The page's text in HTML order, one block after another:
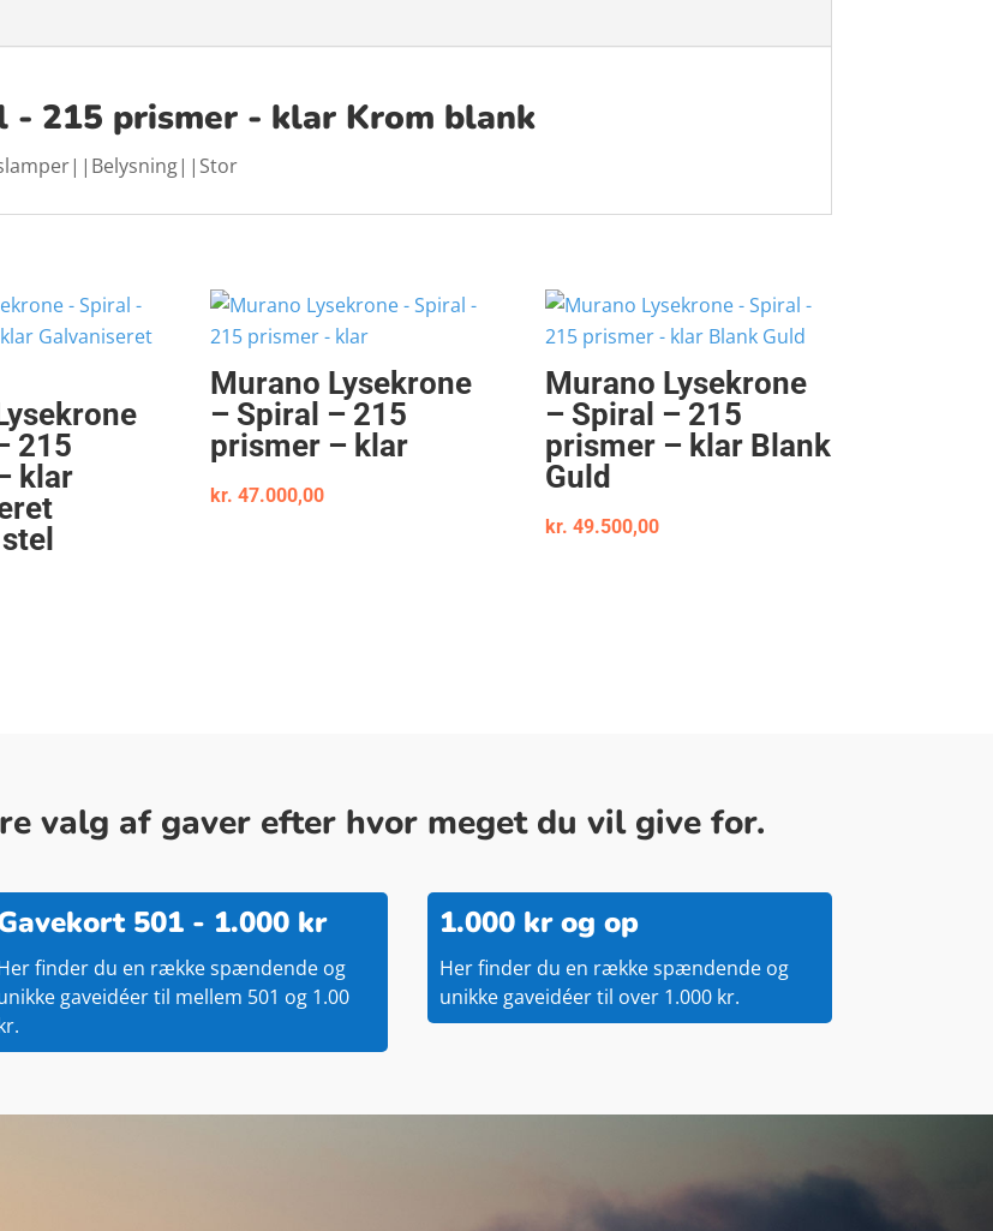
- 215 prismer - klar Krom blank
215
klar
Murano Lysekrone
– Spiral – 215
prismer – klar
kr. 47.000,00
Murano Lysekrone
– Spiral – 215
prismer – klar Blank
Guld
kr. 49.500,00
valg af gaver efter hvor meget du vil give for.
501 - 1.000 kr
finder du en række spændende og
gaveidéer til mellem 501 og 1.00
1.000 kr og op
Her finder du en række spændende og
unikke gaveidéer til over 1.000 kr.